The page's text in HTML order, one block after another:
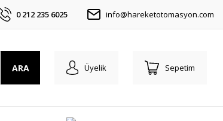
0 212 235 6025 info@hareketotomasyon.com
ARA Üyelik Sepetim